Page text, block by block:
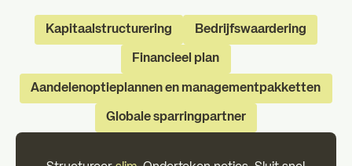
Kapitaalstructurering Bedrijfswaardering
Financieel plan
Aandelenoptieplannen en managementpakketten
Globale sparringpartner